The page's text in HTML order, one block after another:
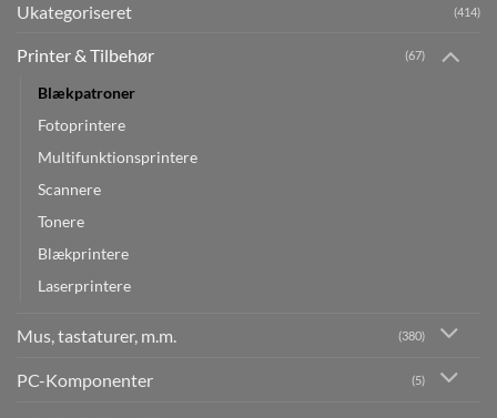
Ukategoriseret (414)
Printer & Tilbehør (67)
Blækpatroner
Fotoprintere
Multifunktionsprintere
Scannere
Tonere
Blækprintere
Laserprintere
Mus, tastaturer, m.m. (380)
PC-Komponenter (5)